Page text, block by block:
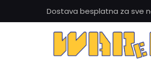
Dostava besplatna za sve